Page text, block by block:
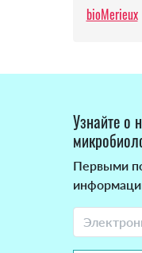
bioMerieux
Узнайте о
Первыми